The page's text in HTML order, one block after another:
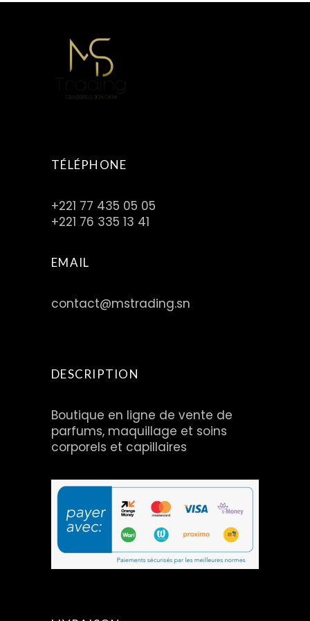
TÉLÉPHONE
+221 77 435 05 05
+221 76 335 13 41
EMAIL
contact@mstrading.sn
DESCRIPTION
Boutique en ligne de vente de
parfums, maquillage et soins
corporels et capillaires